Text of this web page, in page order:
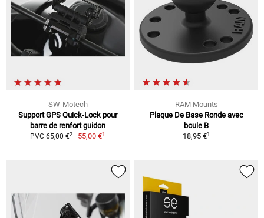
SW-Motech
Support GPS Quick-Lock pour
barre de renfort guidon
PVC 65,00 €2 55,00 €1
RAM Mounts
Plaque De Base Ronde avec
boule B
18,95 €1